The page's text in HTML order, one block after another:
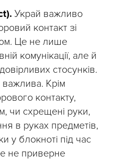
Украй важливо
контакт зі
Це не лише
комунікації, але й
стосунків.
Крім
контакту,
чи схрещені руки,
в руках предметів,
у блокноті під час
не приверне